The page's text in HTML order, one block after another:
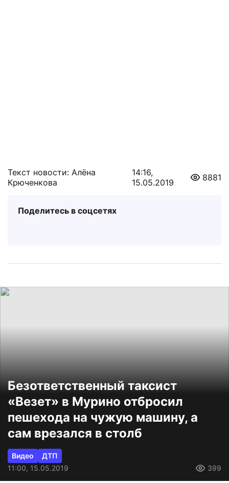
Текст новости: Алёна
Крюченкова
14:16,
15.05.2019
8881
Поделитесь в соцсетях
Безответственный таксист
«Везет» в Мурино отбросил
пешехода на чужую машину, а
сам врезался в столб
Видео
ДТП
11:00, 15.05.2019
399